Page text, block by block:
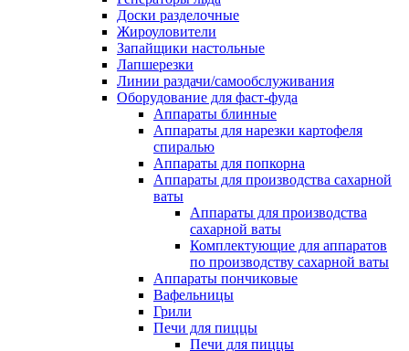
Доски разделочные
Жироуловители
Запайщики настольные
Лапшерезки
Линии раздачи/самообслуживания
Оборудование для фаст-фуда
Аппараты блинные
Аппараты для нарезки картофеля
спиралью
Аппараты для попкорна
Аппараты для производства сахарной
ваты
Аппараты для производства
сахарной ваты
Комплектующие для аппаратов
по производству сахарной ваты
Аппараты пончиковые
Вафельницы
Грили
Печи для пиццы
Печи для пиццы